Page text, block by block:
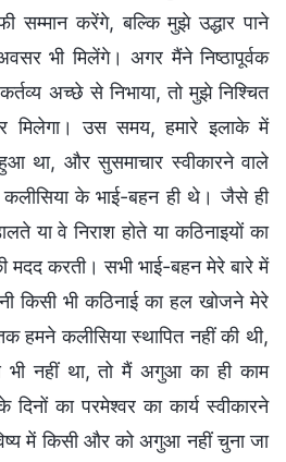
सम्मान करेंगे, बल्कि मुझे उद्धार पाने
भी मिलेंगे। अगर मैंने निष्ठापूर्वक
अच्छे से निभाया, तो मुझे निश्चित
उस समय, हमारे इलाके में
था, और सुसमाचार स्वीकारने वाले
कलीसिया के भाई-बहन ही थे। जैसे ही
या वे निराश होते या कठिनाइयों का
मदद करती। सभी भाई-बहन मेरे बारे में
किसी भी कठिनाई का हल खोजने मेरे
हमने कलीसिया स्थापित नहीं की थी,
नहीं था, तो मैं अगुआ का ही काम
का परमेश्वर का कार्य स्वीकारने
में किसी और को अगुआ नहीं चुना जा